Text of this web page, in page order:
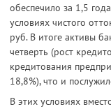
обеспечило за 1,5
условиях чистого
руб. В итоге активы
четверть (рост
кредитования
18,8%), что и
В этих условиях